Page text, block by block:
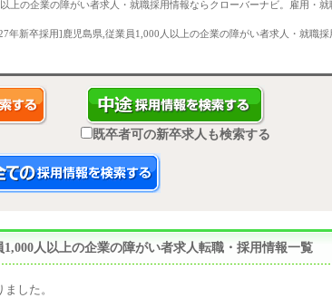
上の企業の障がい者求人・就職採用情報ならクローバーナビ。雇用・就
年新卒採用]鹿児島県,従業員1,000人以上の企業の障がい者求人・就職採
既卒者可の新卒求人も検索する
人以上の企業の障がい者求人転職・採用情報一覧
ました。